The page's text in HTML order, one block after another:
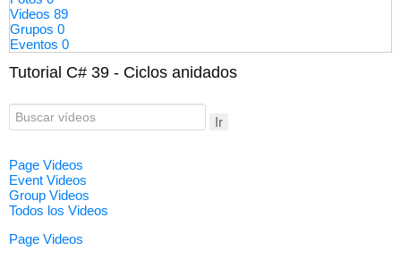
Videos 89
Grupos 0
Eventos 0
Tutorial C# 39 - Ciclos anidados
Ir
Page Videos
Event Videos
Group Videos
Todos los Videos
Page Videos